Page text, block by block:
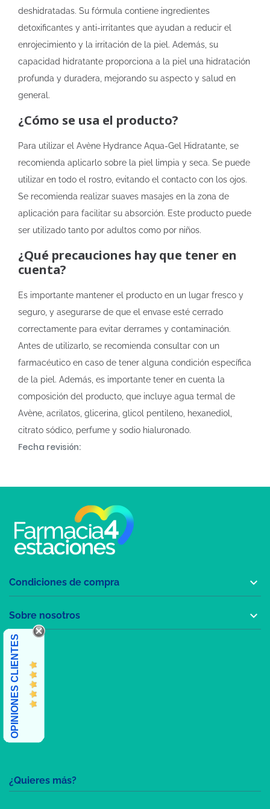
deshidratadas. Su fórmula contiene ingredientes
detoxificantes y anti-irritantes que ayudan a reducir el
enrojecimiento y la irritación de la piel. Además, su
capacidad hidratante proporciona a la piel una hidratación
profunda y duradera, mejorando su aspecto y salud en
general.
¿Cómo se usa el producto?
Para utilizar el Avène Hydrance Aqua-Gel Hidratante, se
recomienda aplicarlo sobre la piel limpia y seca. Se puede
utilizar en todo el rostro, evitando el contacto con los ojos.
Se recomienda realizar suaves masajes en la zona de
aplicación para facilitar su absorción. Este producto puede
ser utilizado tanto por adultos como por niños.
¿Qué precauciones hay que tener en
cuenta?
Es importante mantener el producto en un lugar fresco y
seguro, y asegurarse de que el envase esté cerrado
correctamente para evitar derrames y contaminación.
Antes de utilizarlo, se recomienda consultar con un
farmacéutico en caso de tener alguna condición específica
de la piel. Además, es importante tener en cuenta la
composición del producto, que incluye agua termal de
Avène, acrilatos, glicerina, glicol pentileno, hexanediol,
citrato sódico, perfume y sodio hialuronado.
Fecha revisión:
¿Quieres más?
Condiciones de compra 
Sobre nosotros 
OPINIONES CLIENTES